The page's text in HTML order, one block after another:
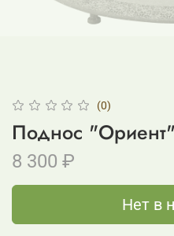
(0)
Поднос
8 300 ₽
Нет в